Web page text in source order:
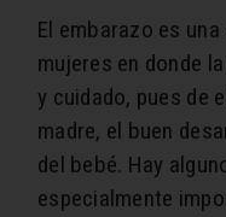
El embarazo es
mujeres en donde
y cuidado, pues de
madre, el buen
del bebé. Hay
especialmente